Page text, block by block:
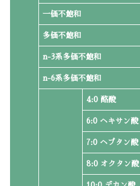
一価不飽和
多価不飽和
n-3系多価不飽和
n-6系多価不飽和
4:0 酪酸
6:0 ヘキサン酸
7:0 ヘプタン酸
8:0 オクタン酸